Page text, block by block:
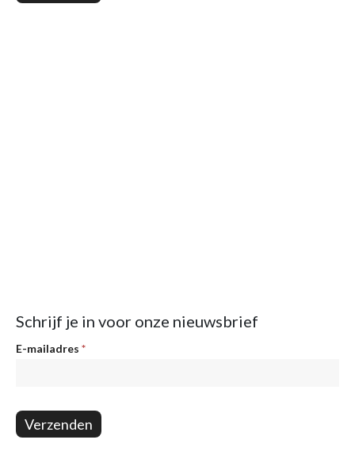
Schrijf je in voor onze nieuwsbrief
Nieuwsbrief
E-mailadres *
Verzenden